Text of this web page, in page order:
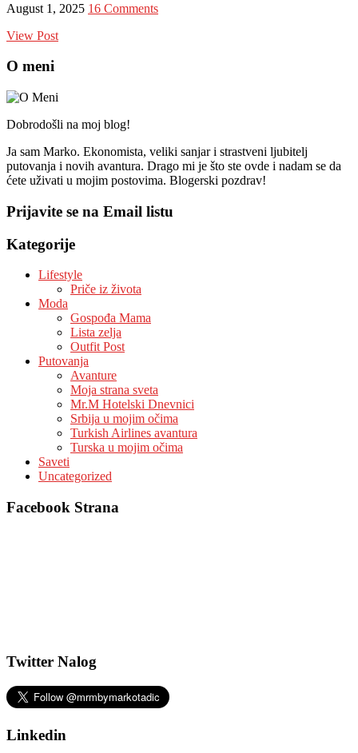
August 1, 2025 16 Comments
View Post
O meni
Dobrodošli na moj blog!
Ja sam Marko. Ekonomista, veliki sanjar i strastveni ljubitelj
putovanja i novih avantura. Drago mi je što ste ovde i nadam se da
ćete uživati u mojim postovima. Blogerski pozdrav!
Prijavite se na Email listu
Kategorije
Lifestyle
Priče iz života
Moda
Gospođa Mama
Lista zelja
Outfit Post
Putovanja
Avanture
Moja strana sveta
Mr.M Hotelski Dnevnici
Srbija u mojim očima
Turkish Airlines avantura
Turska u mojim očima
Saveti
Uncategorized
Facebook Strana
Twitter Nalog
Linkedin